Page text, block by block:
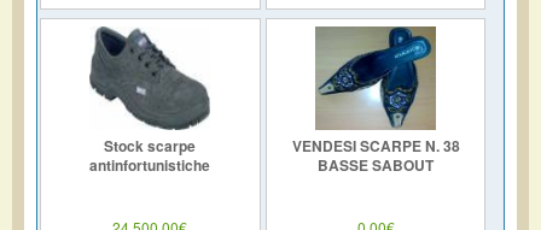
Stock scarpe
antinfortunistiche
VENDESI SCARPE N. 38
BASSE SABOUT